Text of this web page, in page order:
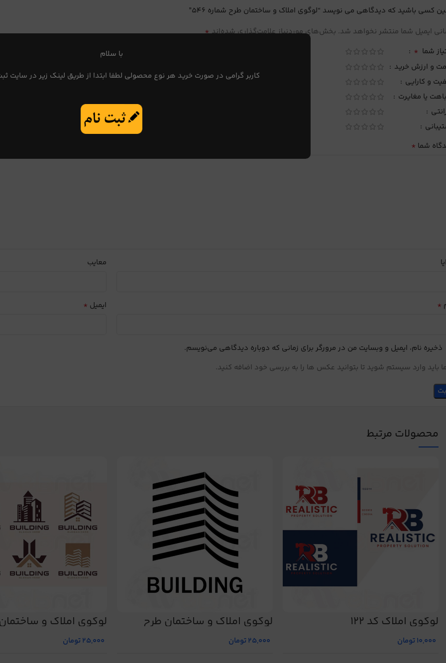
با سلام
کاربر گرامی در صورت خرید هر نوع محصولی لطفا ابتدا از طریق لینک زیر در سایت
کسی باشید که دیدگاهی می نویسد “لوگوی املاک و ساختمان طرح شماره 546”
ایمیل شما منتشر نخواهد شد. بخش‌های موردنیاز علامت‌گذاری شده‌اند*
شما *
و ارزش خرید
و کارایی
یا مغایرت
شما *
معایب
* ایمیل *
ذخیره نام، ایمیل و وبسایت من در مرورگر برای زمانی که دوباره دیدگاهی می‌نویسم.
باید وارد سیستم شوید تا بتوانید عکس ها را به بررسی خود اضافه کنید.
محصولات مرتبط
لوگوی املاک کد 122
10,000تومان
لوگوی املاک و ساختمان طرح
شماره 480
25,000تومان
لوگوی املاک و
شماره 477
25,000تومان